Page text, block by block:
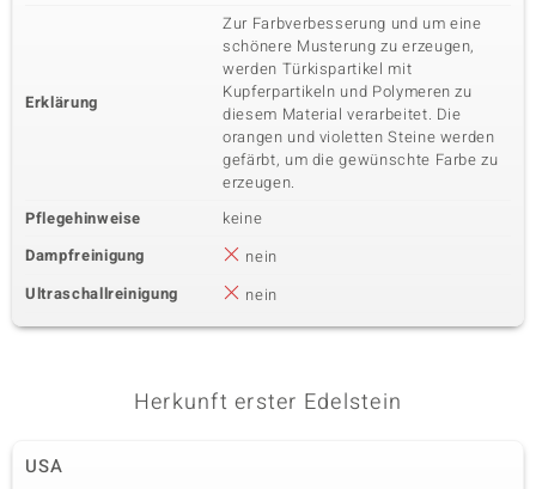
Erklärung
Zur Farbverbesserung und um eine
schönere Musterung zu erzeugen,
werden Türkispartikel mit
Kupferpartikeln und Polymeren zu
diesem Material verarbeitet. Die
orangen und violetten Steine werden
gefärbt, um die gewünschte Farbe zu
erzeugen.
Pflegehinweise
keine
Dampfreinigung
nein
Ultraschallreinigung
nein
Herkunft erster Edelstein
USA